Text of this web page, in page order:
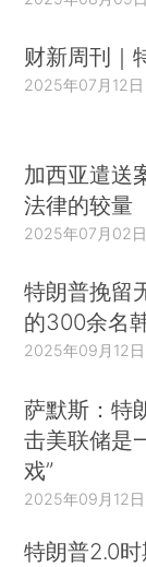
财新周刊｜
2025年07月12日
加西亚遣送
法律的较量
2025年07月02日
特朗普挽留
的300余名
2025年09月12日
萨默斯：特
击美联储是
戏”
2025年09月12日
特朗普2.0